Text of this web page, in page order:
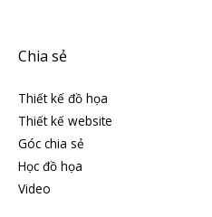
Chia sẻ
Thiết kế đồ họa
Thiết kế website
Góc chia sẻ
Học đồ họa
Video